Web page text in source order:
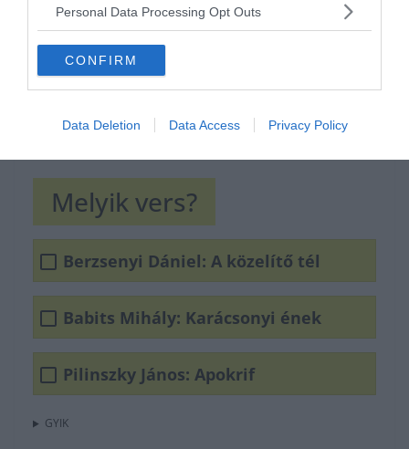
Personal Data Processing Opt Outs
CONFIRM
Data Deletion Data Access Privacy Policy
Melyik vers?
Berzsenyi Dániel: A közelítő tél
Babits Mihály: Karácsonyi ének
Pilinszky János: Apokrif
GYIK